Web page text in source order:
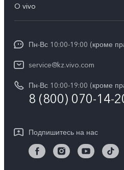
V30 5G
Y36
TWS 3e
Funtouch OS
IMEI аутентификация
Обновление системы
Запрос хода ремонта
O vivo
Пресс-центр
Карьера в vivo
Юридическая информация
Центр конфиденциальности vivo
Стабильность
Пн-Вс 10:00-19:00 (кроме
service@kz.vivo.com
Пн-Вс 10:00-19:00 (кроме
8 (800) 070-14-
Подпишитесь на нас